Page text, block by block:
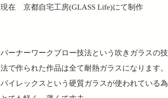
現在 京都自宅工房(GLASS Life)にて制作
バーナーワークブロー技法という吹きガラスの技
法で作られた作品は全て耐熱ガラスになります。
パイレックスという硬質ガラスが使われている為